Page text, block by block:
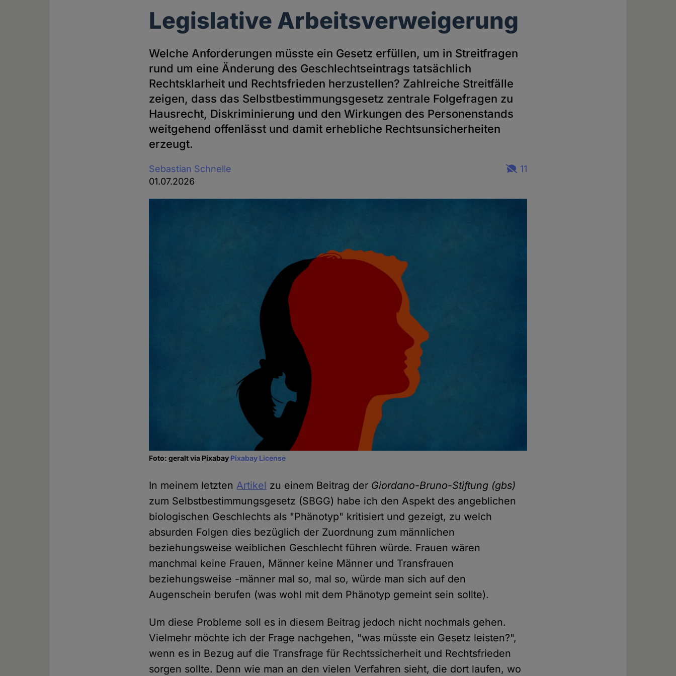
Legislative Arbeitsverweigerung
Welche Anforderungen müsste ein Gesetz erfüllen, um in Streitfragen
rund um eine Änderung des Geschlechtseintrags tatsächlich
Rechtsklarheit und Rechtsfrieden herzustellen? Zahlreiche Streitfälle
zeigen, dass das Selbstbestimmungsgesetz zentrale Folgefragen zu
Hausrecht, Diskriminierung und den Wirkungen des Personenstands
weitgehend offenlässt und damit erhebliche Rechtsunsicherheiten
erzeugt.
Sebastian Schnelle
01.07.2026
11
Foto: geralt via Pixabay Pixabay License
In meinem letztenArtikel zu einem Beitrag der Giordano-Bruno-Stiftung (gbs)
zum Selbstbestimmungsgesetz (SBGG) habe ich den Aspekt des angeblichen
biologischen Geschlechts als "Phänotyp" kritisiert und gezeigt, zu welch
absurden Folgen dies bezüglich der Zuordnung zum männlichen
beziehungsweise weiblichen Geschlecht führen würde. Frauen wären
manchmal keine Frauen, Männer keine Männer und Transfrauen
beziehungsweise -männer mal so, mal so, würde man sich auf den
Augenschein berufen (was wohl mit dem Phänotyp gemeint sein sollte).
Um diese Probleme soll es in diesem Beitrag jedoch nicht nochmals gehen.
Vielmehr möchte ich der Frage nachgehen, "was müsste ein Gesetz leisten?",
wenn es in Bezug auf die Transfrage für Rechtssicherheit und Rechtsfrieden
sorgen sollte. Denn wie man an den vielen Verfahren sieht, die dort laufen, wo